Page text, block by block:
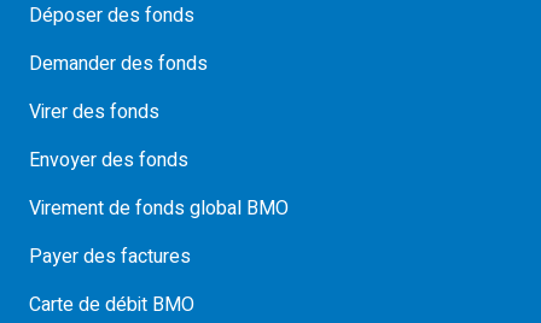
Déposer des fonds
Demander des fonds
Virer des fonds
Envoyer des fonds
Virement de fonds global BMO
Payer des factures
Carte de débit BMO